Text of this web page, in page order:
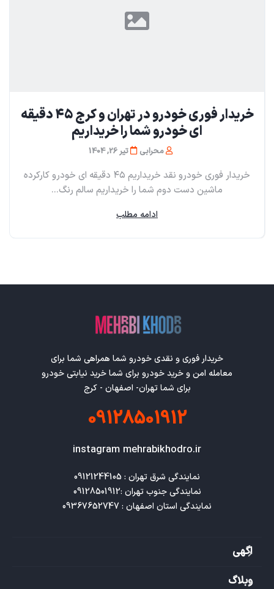
خریدار فوری خودرو در تهران و کرج ۴۵ دقیقه
ای خودرو شما را خریداریم
محرابی تیر 26, 1404
خریدار فوری خودرو نقد خریداریم ۴۵ دقیقه ای خودرو کارکرده
ماشین دست دوم شما را خریداریم سالم رنگ...
ادامه مطلب
خریدار فوری و نقدی خودرو شما همراهی شما برای
معامله امن و خرید خودرو برای شما خرید نیابتی خودرو
برای شما تهران- اصفهان - کرج
09128501912
instagram mehrabikhodro.ir
نمایندگی استان اصفهان : 09367652747
اگهی
وبلاگ